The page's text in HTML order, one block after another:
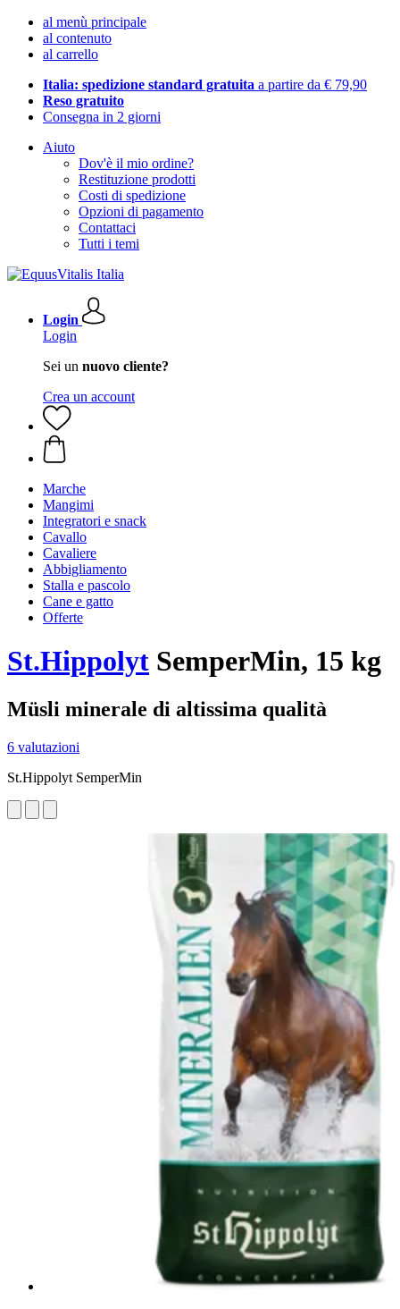
al menù principale
al contenuto
al carrello
Italia: spedizione standard gratuita a partire da € 79,90
Reso gratuito
Consegna in 2 giorni
Aiuto
Dov'è il mio ordine?
Restituzione prodotti
Costi di spedizione
Opzioni di pagamento
Contattaci
Tutti i temi
Login
Login
Sei un nuovo cliente?
Crea un account
Marche
Mangimi
Integratori e snack
Cavallo
Cavaliere
Abbigliamento
Stalla e pascolo
Cane e gatto
Offerte
St.Hippolyt SemperMin, 15 kg
Müsli minerale di altissima qualità
6 valutazioni
St.Hippolyt SemperMin